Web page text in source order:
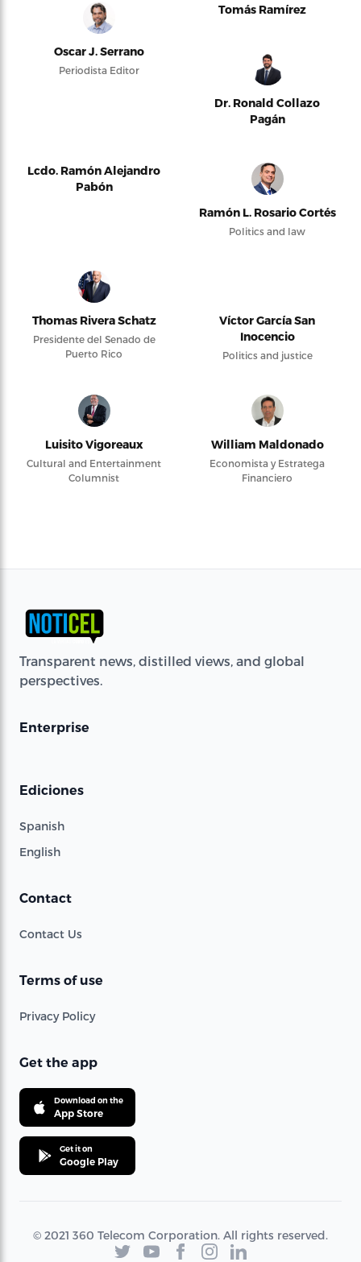
Oscar J. Serrano
Periodista Editor
Tomás Ramírez
Dr. Ronald Collazo
Pagán
Lcdo. Ramón Alejandro
Pabón
Ramón L. Rosario Cortés
Politics and law
Thomas Rivera Schatz
Presidente del Senado de
Puerto Rico
Víctor García San
Inocencio
Politics and justice
Luisito Vigoreaux
Cultural and Entertainment
Columnist
William Maldonado
Economista y Estratega
Financiero
Transparent news, distilled views, and global
perspectives.
Enterprise
Ediciones
Spanish
English
Contact
Contact Us
Terms of use
Privacy Policy
Get the app
Download on the
App Store
Get it on
Google Play
© 2021 360 Telecom Corporation. All rights reserved.